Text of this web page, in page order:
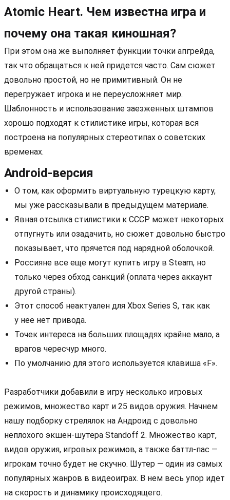
Atomic Heart. Чем известна игра и
почему она такая киношная?
При этом она же выполняет функции точки апгрейда,
так что обращаться к ней придется часто. Сам сюжет
довольно простой, но не примитивный. Он не
перегружает игрока и не переусложняет мир.
Шаблонность и использование заезженных штампов
хорошо подходят к стилистике игры, которая вся
построена на популярных стереотипах о советских
временах.
Android-версия
О том, как оформить виртуальную турецкую карту,
мы уже рассказывали в предыдущем материале.
Явная отсылка стилистики к СССР может некоторых
отпугнуть или озадачить, но сюжет довольно быстро
показывает, что прячется под нарядной оболочкой.
Россияне все еще могут купить игру в Steam, но
только через обход санкций (оплата через аккаунт
другой страны).
Этот способ неактуален для Xbox Series S, так как
у нее нет привода.
Точек интереса на больших площадях крайне мало, а
врагов чересчур много.
По умолчанию для этого используется клавиша «F».
Разработчики добавили в игру несколько игровых
режимов, множество карт и 25 видов оружия. Начнем
нашу подборку стрелялок на Андроид с довольно
неплохого экшен-шутера Standoff 2. Множество карт,
видов оружия, игровых режимов, а также баттл-пас —
игрокам точно будет не скучно. Шутер — один из самых
популярных жанров в видеоиграх. В нем весь упор идет
на скорость и динамику происходящего.